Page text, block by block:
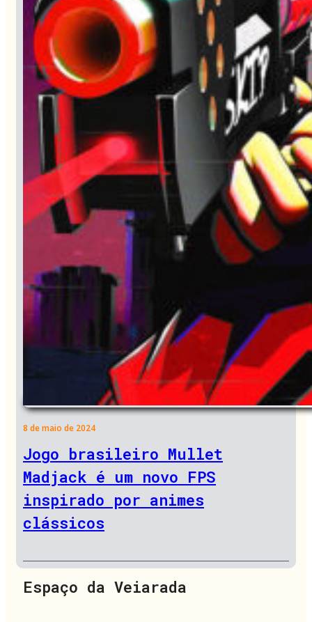
8 de maio de 2024
Jogo brasileiro Mullet
Madjack é um novo FPS
inspirado por animes
clássicos
Espaço da Veiarada